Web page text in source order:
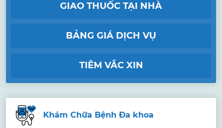
GIAO THUỐC TẠI NHÀ
BẢNG GIÁ DỊCH VỤ
TIÊM VẮC XIN
Khám Chữa Bệnh Đa khoa